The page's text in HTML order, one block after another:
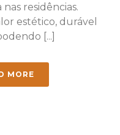
residências.
estético, durável
[...]
MORE